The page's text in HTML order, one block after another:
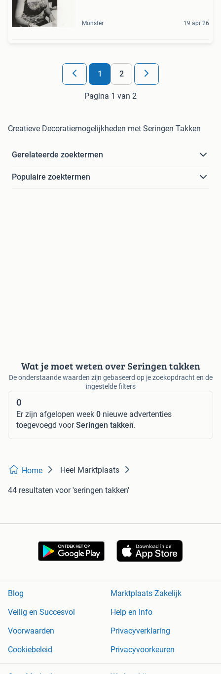
Monster 19 apr 26
1 2
Pagina 1 van 2
Creatieve Decoratiemogelijkheden met Seringen Takken
Gerelateerde zoektermen
Populaire zoektermen
Wat je moet weten over Seringen takken
De onderstaande waarden zijn gebaseerd op je zoekopdracht en de
ingestelde filters
0
Er zijn afgelopen week 0 nieuwe advertenties
toegevoegd voorSeringen takken.
Home Heel Marktplaats
44 resultaten voor 'seringen takken'
Blog
Marktplaats Zakelijk
Veilig en Succesvol
Help en Info
Voorwaarden
Privacyverklaring
Cookiebeleid
Privacyvoorkeuren